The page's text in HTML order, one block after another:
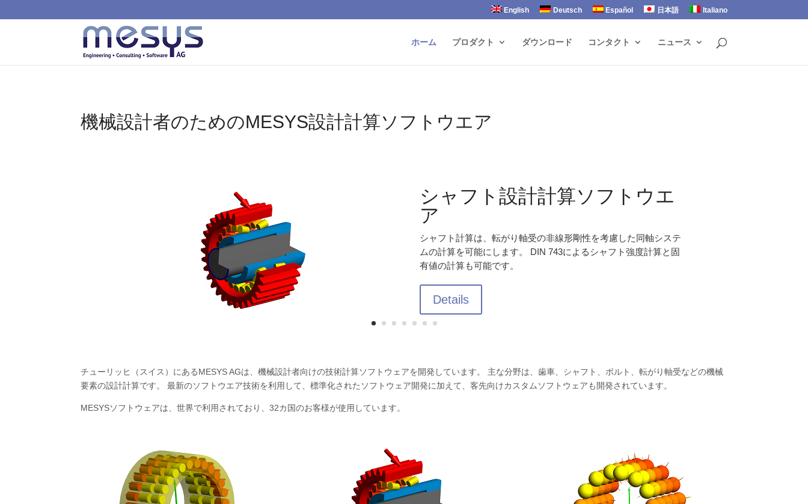
English Deutsch Español 日本語 Italiano
ホーム プロダクト ダウンロード コンタクト ニュース
機械設計者のためのMESYS設計計算ソフトウエア
シャフト設計計算ソフトウエ
ア
シャフト計算は、転がり軸受の非線形剛性を考慮した同軸システ
ムの計算を可能にします。 DIN 743によるシャフト強度計算と固
有値の計算も可能です。
Details
チューリッヒ（スイス）にあるMESYS AGは、機械設計者向けの技術計算ソフトウェアを開発しています。 主な分野は、歯車、シャフト、ボルト、転がり軸受などの機械
要素の設計計算です。 最新のソフトウエア技術を利用して、標準化されたソフトウェア開発に加えて、客先向けカスタムソフトウェアも開発されています。
MESYSソフトウェアは、世界で利用されており、32カ国のお客様が使用しています。